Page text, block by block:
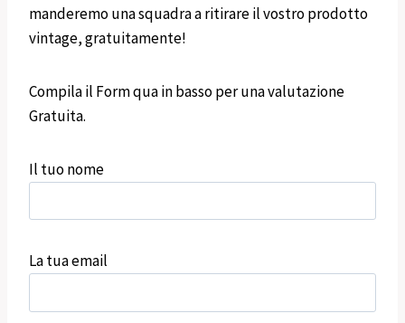
manderemo una squadra a ritirare il vostro prodotto
vintage, gratuitamente!
Compila il Form qua in basso per una valutazione
Gratuita.
Il tuo nome
La tua email